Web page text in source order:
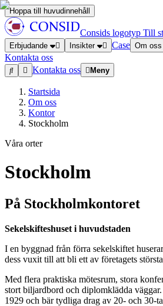
Hoppa till huvudinnehåll
Consids logotyp Till
Erbjudande Insikter Case Om oss
Kontakta oss
Kontakta oss
Meny
Startsida
Om oss
Kontor
Stockholm
Våra orter
Stockholm
På Stockholmkontoret
Sekelskifteshuset i huvudstaden
I en byggnad från förra sekelskiftet
dess vuxit till att bli ett av företagets
Med flera praktiska mötesrum, stora
stort biljardbord och diplomklädda
1929 och bär tydliga drag av 20- och 30-